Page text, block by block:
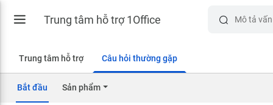
Trung tâm hỗ trợ 1Office
Trung tâm hỗ trợ Câu hỏi thường gặp
Bắt đầu Sản phẩm